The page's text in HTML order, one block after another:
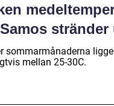
sommarmånaderna
mellan 25-30C.